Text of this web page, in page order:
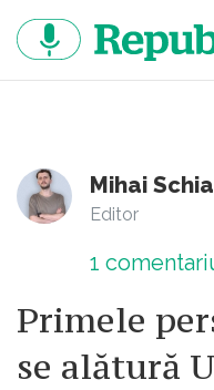
continut
Mihai
Editor
1
Primele
se alătură